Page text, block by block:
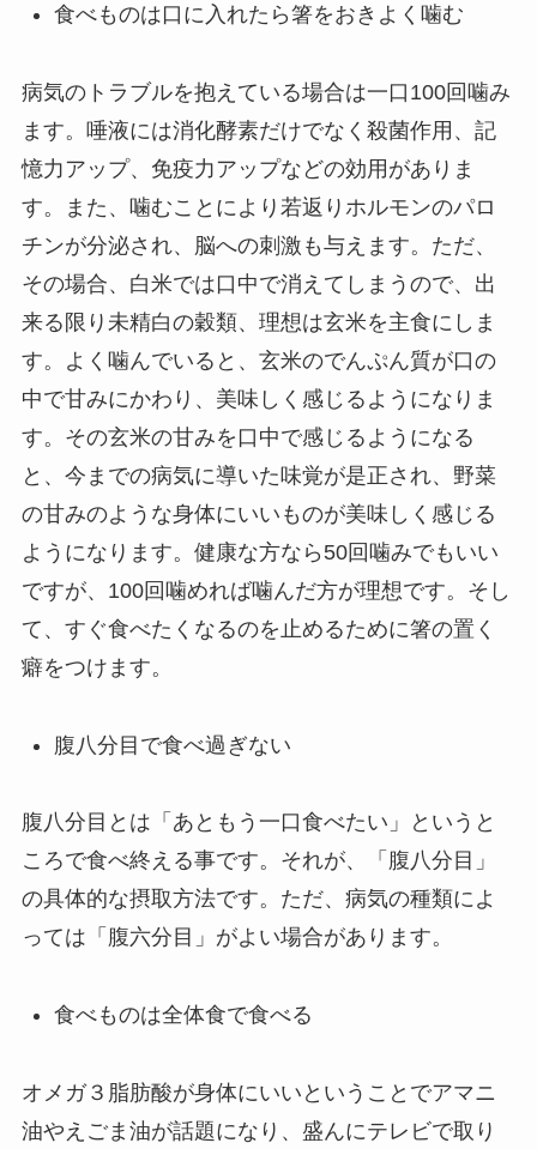
食べものは口に入れたら箸をおきよく噛む
病気のトラブルを抱えている場合は一口100回噛み
ます。唾液には消化酵素だけでなく殺菌作用、記
憶力アップ、免疫力アップなどの効用がありま
す。また、噛むことにより若返りホルモンのパロ
チンが分泌され、脳への刺激も与えます。ただ、
その場合、白米では口中で消えてしまうので、出
来る限り未精白の穀類、理想は玄米を主食にしま
す。よく噛んでいると、玄米のでんぷん質が口の
中で甘みにかわり、美味しく感じるようになりま
す。その玄米の甘みを口中で感じるようになる
と、今までの病気に導いた味覚が是正され、野菜
の甘みのような身体にいいものが美味しく感じる
ようになります。健康な方なら50回噛みでもいい
ですが、100回噛めれば噛んだ方が理想です。そし
て、すぐ食べたくなるのを止めるために箸の置く
癖をつけます。
腹八分目で食べ過ぎない
腹八分目とは「あともう一口食べたい」というと
ころで食べ終える事です。それが、「腹八分目」
の具体的な摂取方法です。ただ、病気の種類によ
っては「腹六分目」がよい場合があります。
食べものは全体食で食べる
オメガ３脂肪酸が身体にいいということでアマニ
油やえごま油が話題になり、盛んにテレビで取り